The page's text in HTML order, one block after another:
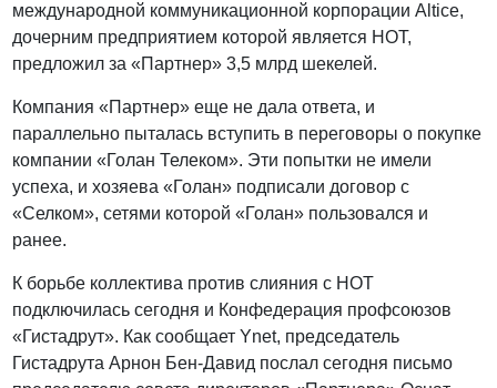
международной коммуникационной корпорации Altice,
дочерним предприятием которой является НОТ,
предложил за «Партнер» 3,5 млрд шекелей.
Компания «Партнер» еще не дала ответа, и
параллельно пыталась вступить в переговоры о покупке
компании «Голан Телеком». Эти попытки не имели
успеха, и хозяева «Голан» подписали договор с
«Селком», сетями которой «Голан» пользовался и
ранее.
К борьбе коллектива против слияния с НОТ
подключилась сегодня и Конфедерация профсоюзов
«Гистадрут». Как сообщает Ynet, председатель
Гистадрута Арнон Бен-Давид послал сегодня письмо